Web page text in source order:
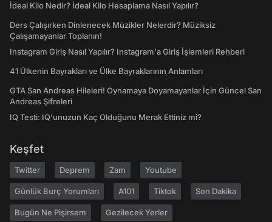
İdeal Kilo Nedir? İdeal Kilo Hesaplama Nasıl Yapılır?
Ders Çalışırken Dinlenecek Müzikler Nelerdir? Müziksiz
Çalışamayanlar Toplanın!
Instagram Giriş Nasıl Yapılır? Instagram'a Giriş İşlemleri Rehberi
41 Ülkenin Bayrakları ve Ülke Bayraklarının Anlamları
GTA San Andreas Hileleri! Oynamaya Doyamayanlar İçin Güncel San
Andreas Şifreleri
IQ Testi: IQ'unuzun Kaç Olduğunu Merak Ettiniz mi?
Keşfet
Twitter Deprem Zam Youtube
Günlük Burç Yorumları A101 Tiktok Son Dakika
Bugün Ne Pişirsem Gezilecek Yerler